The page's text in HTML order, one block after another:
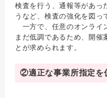
検査を行う、通報等があっ
うなど、検査の強化を図っ
一方で、任意のオンライ
まだ低調であるため、開催
とが求められます。
②適正な事業所指定を